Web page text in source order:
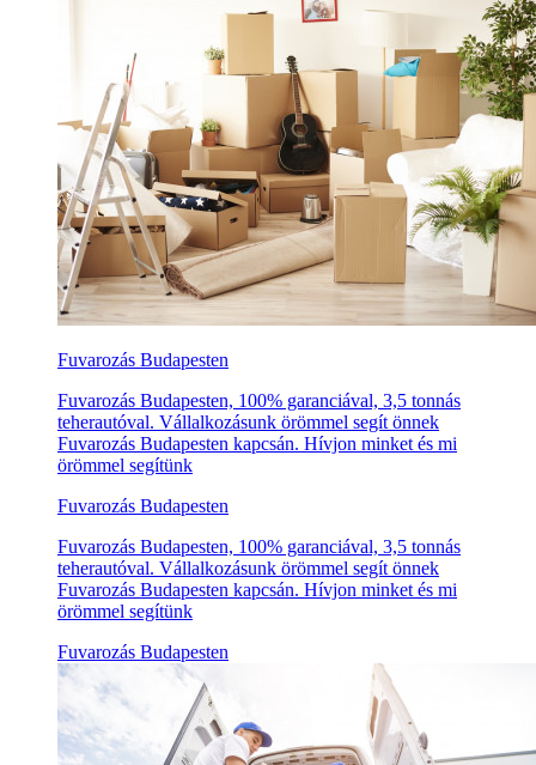
Fuvarozás Budapesten
Fuvarozás Budapesten, 100% garanciával, 3,5 tonnás
teherautóval. Vállalkozásunk örömmel segít önnek
Fuvarozás Budapesten kapcsán. Hívjon minket és mi
örömmel segítünk
Fuvarozás Budapesten
Fuvarozás Budapesten, 100% garanciával, 3,5 tonnás
teherautóval. Vállalkozásunk örömmel segít önnek
Fuvarozás Budapesten kapcsán. Hívjon minket és mi
örömmel segítünk
Fuvarozás Budapesten